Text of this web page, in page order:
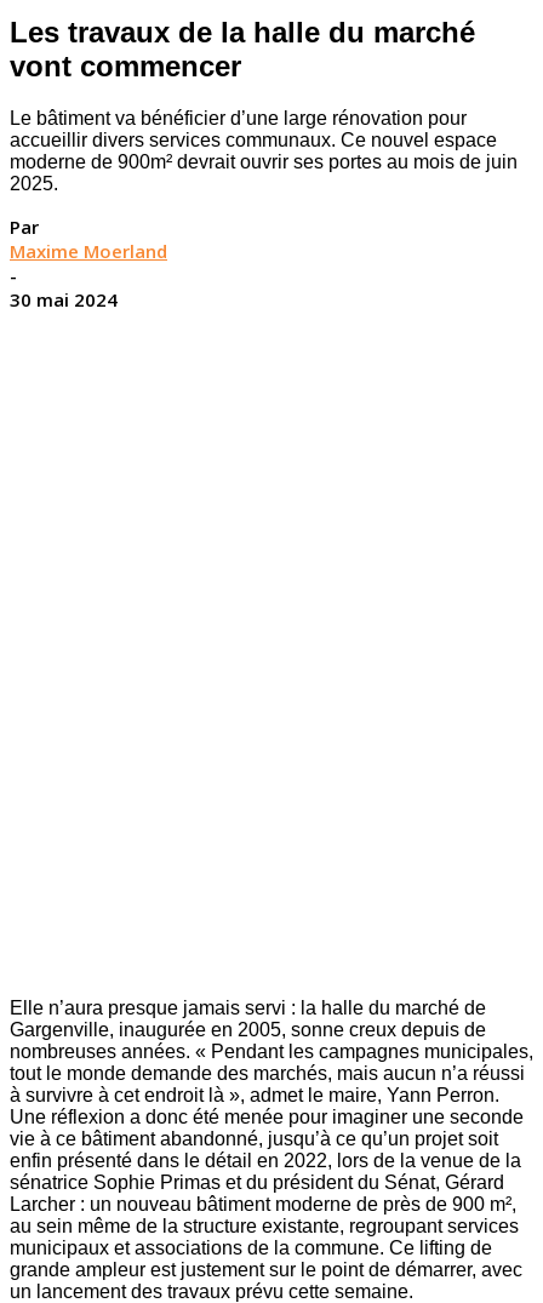
Les travaux de la halle du marché
vont commencer
Le bâtiment va bénéficier d’une large rénovation pour
accueillir divers services communaux. Ce nouvel espace
moderne de 900m² devrait ouvrir ses portes au mois de juin
2025.
Par
Maxime Moerland
-
30 mai 2024
Elle n’aura presque jamais servi : la halle du marché de
Gargenville, inaugurée en 2005, sonne creux depuis de
nombreuses années. « Pendant les campagnes municipales,
tout le monde demande des marchés, mais aucun n’a réussi
à survivre à cet endroit là », admet le maire, Yann Perron.
Une réflexion a donc été menée pour imaginer une seconde
vie à ce bâtiment abandonné, jusqu’à ce qu’un projet soit
enfin présenté dans le détail en 2022, lors de la venue de la
sénatrice Sophie Primas et du président du Sénat, Gérard
Larcher : un nouveau bâtiment moderne de près de 900 m²,
au sein même de la structure existante, regroupant services
municipaux et associations de la commune. Ce lifting de
grande ampleur est justement sur le point de démarrer, avec
un lancement des travaux prévu cette semaine.